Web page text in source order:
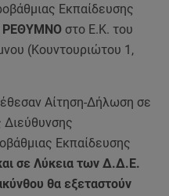
Εκπαίδευσης
ΡΕΘΥΜΝΟ στο Ε.Κ. του
(Κουντουριώτου 1,
Αίτηση-Δήλωση σε
Διεύθυνσης
Εκπαίδευσης
σε Λύκεια των Δ.Δ.Ε.
θα εξεταστούν